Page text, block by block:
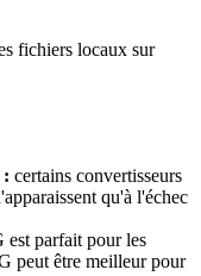
fichiers locaux sur
: certains convertisseurs
qu'à l'échec
est parfait pour les
peut être meilleur pour